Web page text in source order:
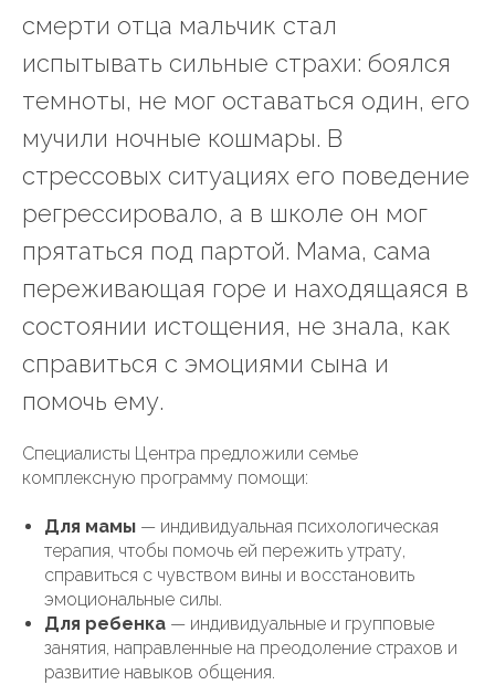
смерти отца мальчик стал
испытывать сильные страхи: боялся
темноты, не мог оставаться один, его
мучили ночные кошмары. В
стрессовых ситуациях его поведение
регрессировало, а в школе он мог
прятаться под партой. Мама, сама
переживающая горе и находящаяся в
состоянии истощения, не знала, как
справиться с эмоциями сына и
помочь ему.
Специалисты Центра предложили семье
комплексную программу помощи:
Для мамы — индивидуальная психологическая
терапия, чтобы помочь ей пережить утрату,
справиться с чувством вины и восстановить
эмоциональные силы.
Для ребенка — индивидуальные и групповые
занятия, направленные на преодоление страхов и
развитие навыков общения.